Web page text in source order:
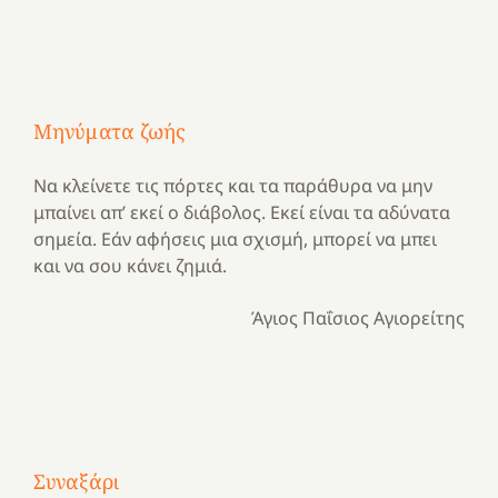
Μηνύματα ζωής
Να κλείνετε τις πόρτες και τα παράθυρα να μην
μπαίνει απ’ εκεί ο διάβολος. Εκεί είναι τα αδύνατα
σημεία. Εάν αφήσεις μια σχισμή, μπορεί να μπει
και να σου κάνει ζημιά.
Άγιος Παΐσιος Αγιορείτης
Συναξάρι
Μια
και
Κατασκηνωτικές